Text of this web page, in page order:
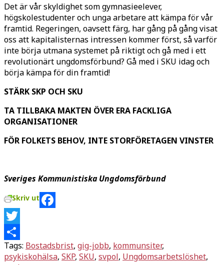
Det är vår skyldighet som gymnasieelever,
högskolestudenter och unga arbetare att kämpa för vår
framtid. Regeringen, oavsett färg, har gång på gång visat
oss att kapitalisternas intressen kommer först, så varför
inte börja utmana systemet på riktigt och gå med i ett
revolutionärt ungdomsförbund? Gå med i SKU idag och
börja kämpa för din framtid!
STÄRK SKP OCH SKU
TA TILLBAKA MAKTEN ÖVER ERA FACKLIGA
ORGANISATIONER
FÖR FOLKETS BEHOV, INTE STORFÖRETAGEN VINSTER
Sveriges Kommunistiska Ungdomsförbund
Skriv ut
Facebook
Twitter
Dela
Tags: Bostadsbrist, gig-jobb, kommunsiter,
psykiskohälsa, SKP, SKU, svpol, Ungdomsarbetslöshet,